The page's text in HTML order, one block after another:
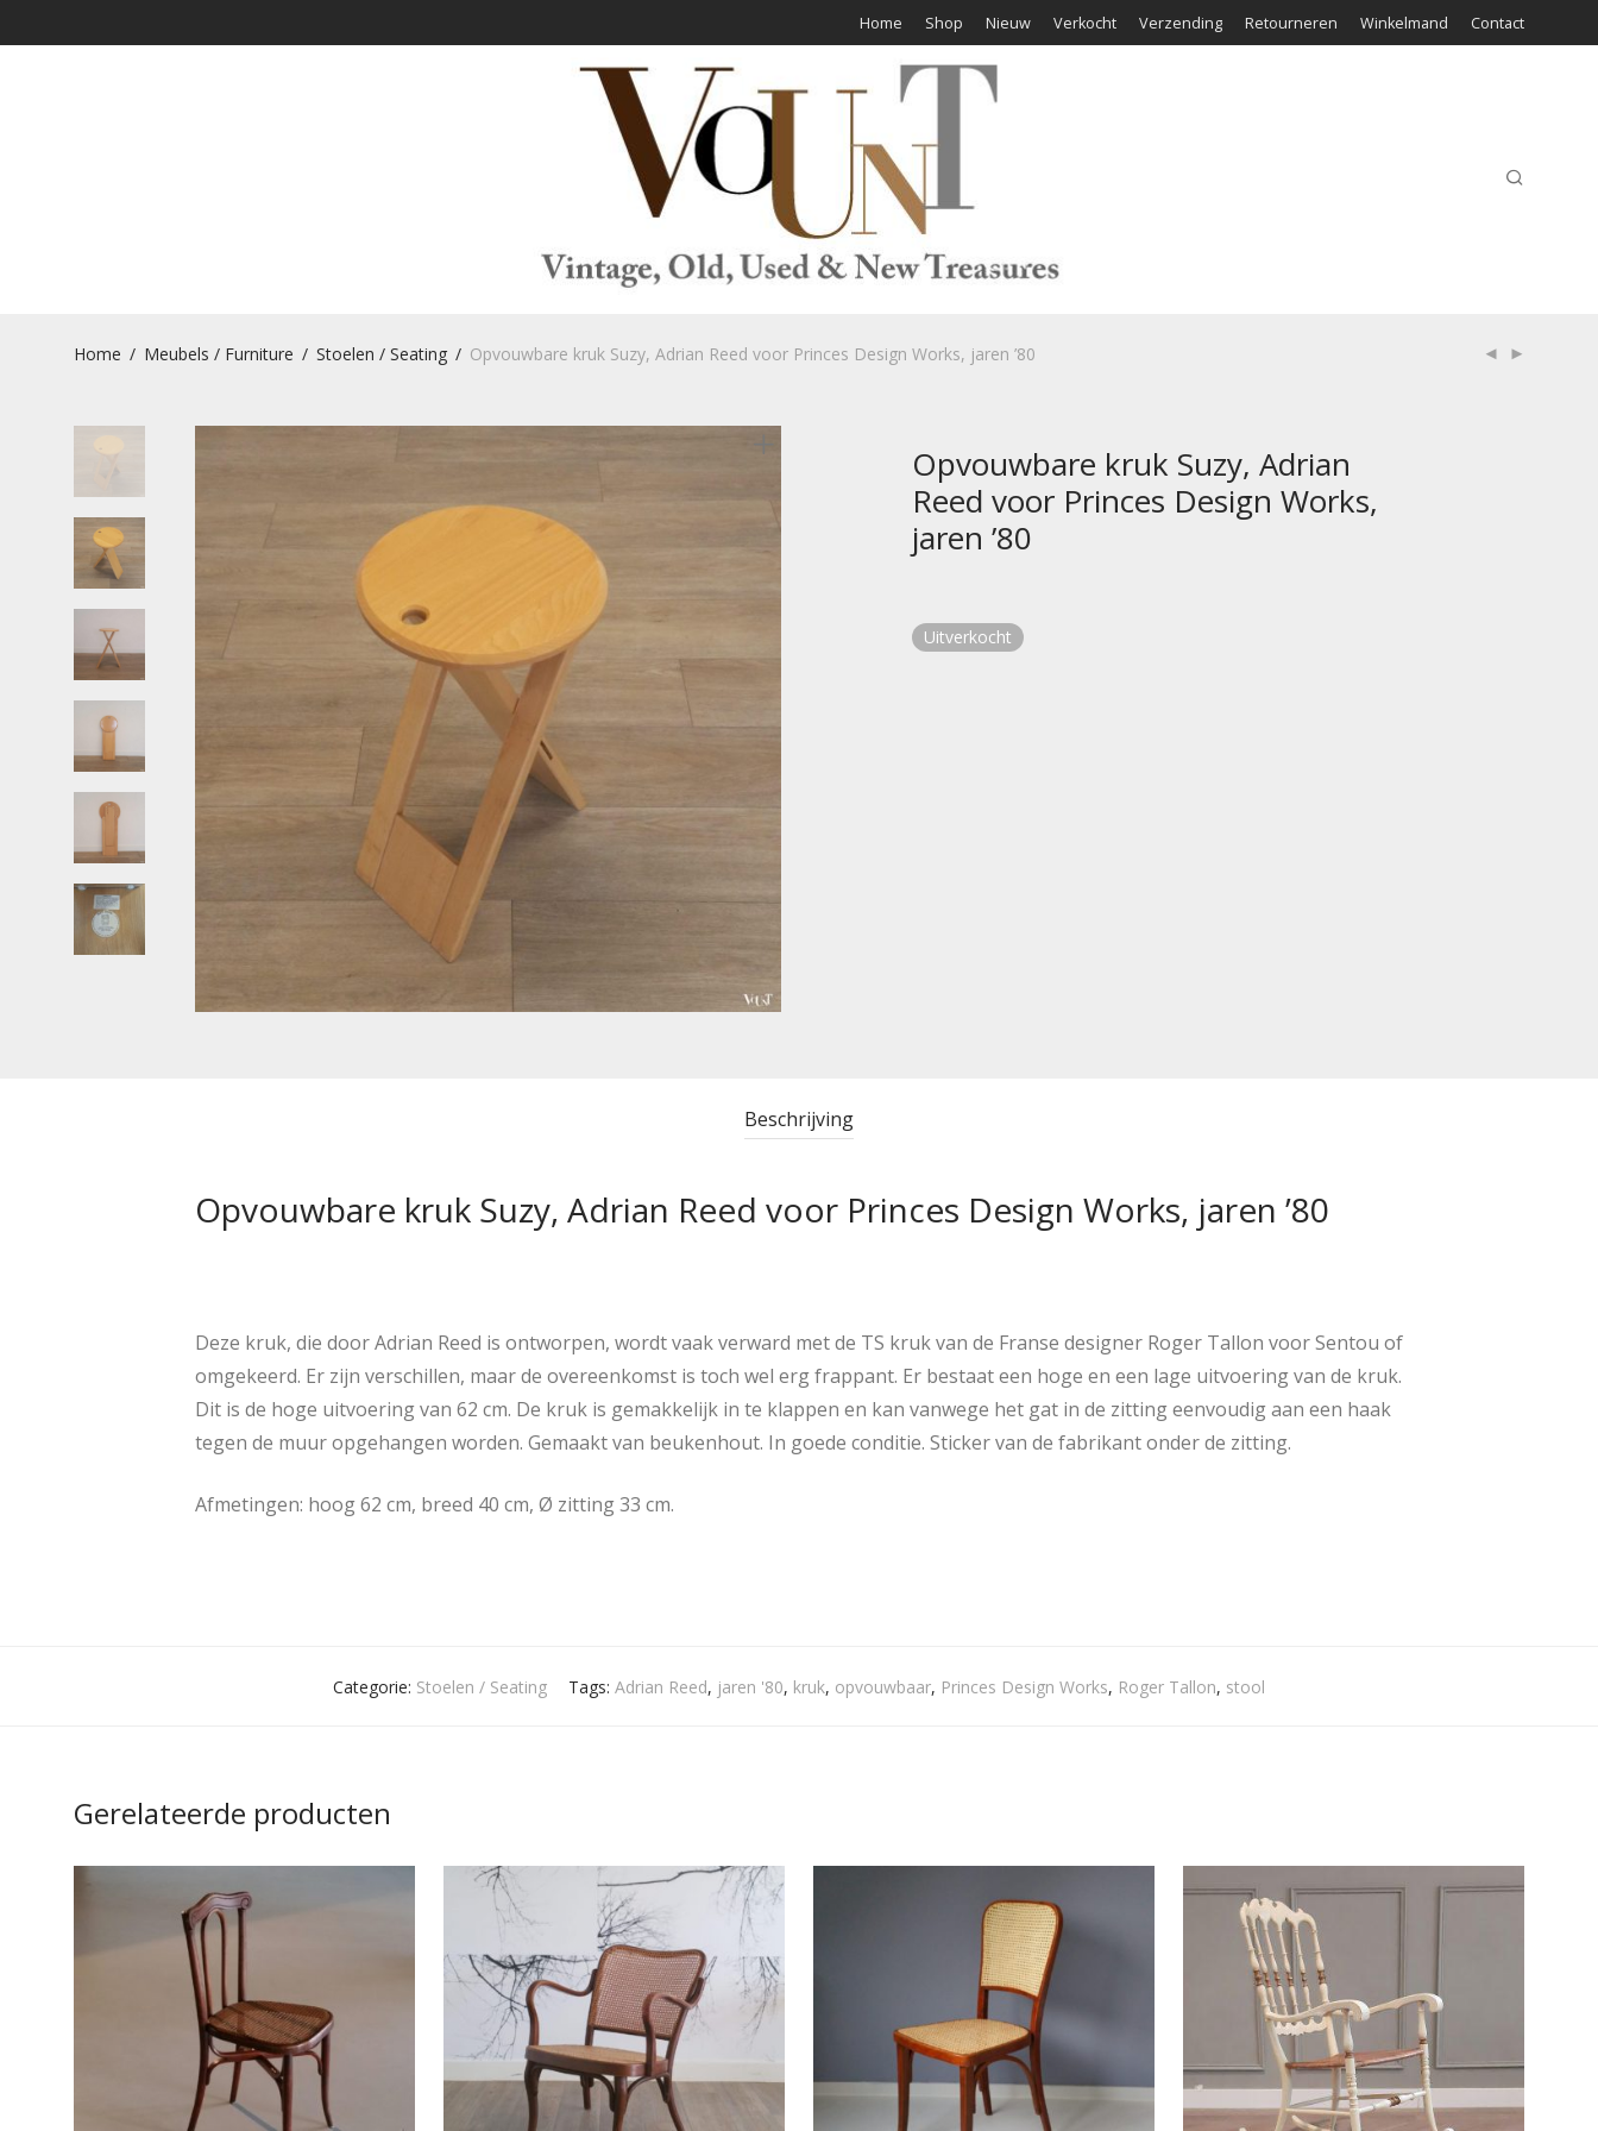
Home Shop Nieuw Verkocht Verzending Retourneren Winkelmand Contact
Home / Meubels / Furniture / Stoelen / Seating / Opvouwbare kruk Suzy, Adrian Reed voor Princes Design Works, jaren ’80
Opvouwbare kruk Suzy, Adrian
Reed voor Princes Design Works,
jaren ’80
Uitverkocht
Beschrijving
Opvouwbare kruk Suzy, Adrian Reed voor Princes Design Works, jaren ’80
Deze kruk, die door Adrian Reed is ontworpen, wordt vaak verward met de TS kruk van de Franse designer Roger Tallon voor Sentou of
omgekeerd. Er zijn verschillen, maar de overeenkomst is toch wel erg frappant. Er bestaat een hoge en een lage uitvoering van de kruk.
Dit is de hoge uitvoering van 62 cm. De kruk is gemakkelijk in te klappen en kan vanwege het gat in de zitting eenvoudig aan een haak
tegen de muur opgehangen worden. Gemaakt van beukenhout. In goede conditie. Sticker van de fabrikant onder de zitting.
Afmetingen: hoog 62 cm, breed 40 cm, Ø zitting 33 cm.
Categorie: Stoelen / Seating Tags: Adrian Reed, jaren '80, kruk, opvouwbaar, Princes Design Works, Roger Tallon, stool
Gerelateerde producten